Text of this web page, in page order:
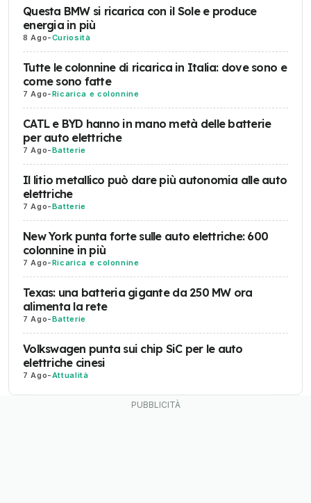
Questa BMW si ricarica con il Sole e produce
energia in più
8 Ago-Curiosità
Tutte le colonnine di ricarica in Italia: dove sono e
come sono fatte
7 Ago-Ricarica e colonnine
CATL e BYD hanno in mano metà delle batterie
per auto elettriche
7 Ago-Batterie
Il litio metallico può dare più autonomia alle auto
elettriche
7 Ago-Batterie
New York punta forte sulle auto elettriche: 600
colonnine in più
7 Ago-Ricarica e colonnine
Texas: una batteria gigante da 250 MW ora
alimenta la rete
7 Ago-Batterie
Volkswagen punta sui chip SiC per le auto
elettriche cinesi
7 Ago-Attualità